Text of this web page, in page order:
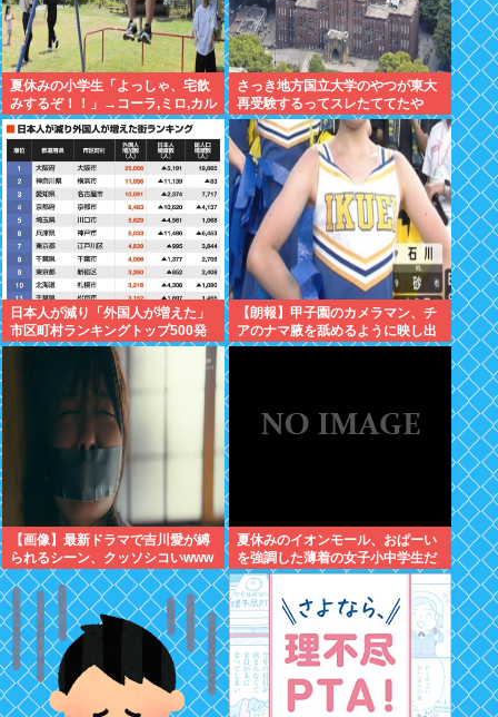
夏休みの小学生「よっしゃ、宅飲
みするぞ！！」→コーラ,ミロ,カル
ピス！www
さっき地方国立大学のやつが東大
再受験するってスレたててたや
ん？
日本人が減り「外国人が増えた」
市区町村ランキングトップ500発
表される！！みんなの自治体は何
【朗報】甲子園のカメラマン、チ
アのナマ腋を舐めるように映し出
してしまう
【画像】最新ドラマで吉川愛が縛
られるシーン、クッソシコいwww
夏休みのイオンモール、おぱーい
を強調した薄着の女子小中学生だ
らけ。あれ恥ずかしくないの？